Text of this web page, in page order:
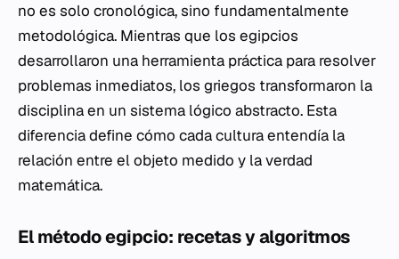
no es solo cronológica, sino fundamentalmente
metodológica. Mientras que los egipcios
desarrollaron una herramienta práctica para resolver
problemas inmediatos, los griegos transformaron la
disciplina en un sistema lógico abstracto. Esta
diferencia define cómo cada cultura entendía la
relación entre el objeto medido y la verdad
matemática.
El método egipcio: recetas y algoritmos